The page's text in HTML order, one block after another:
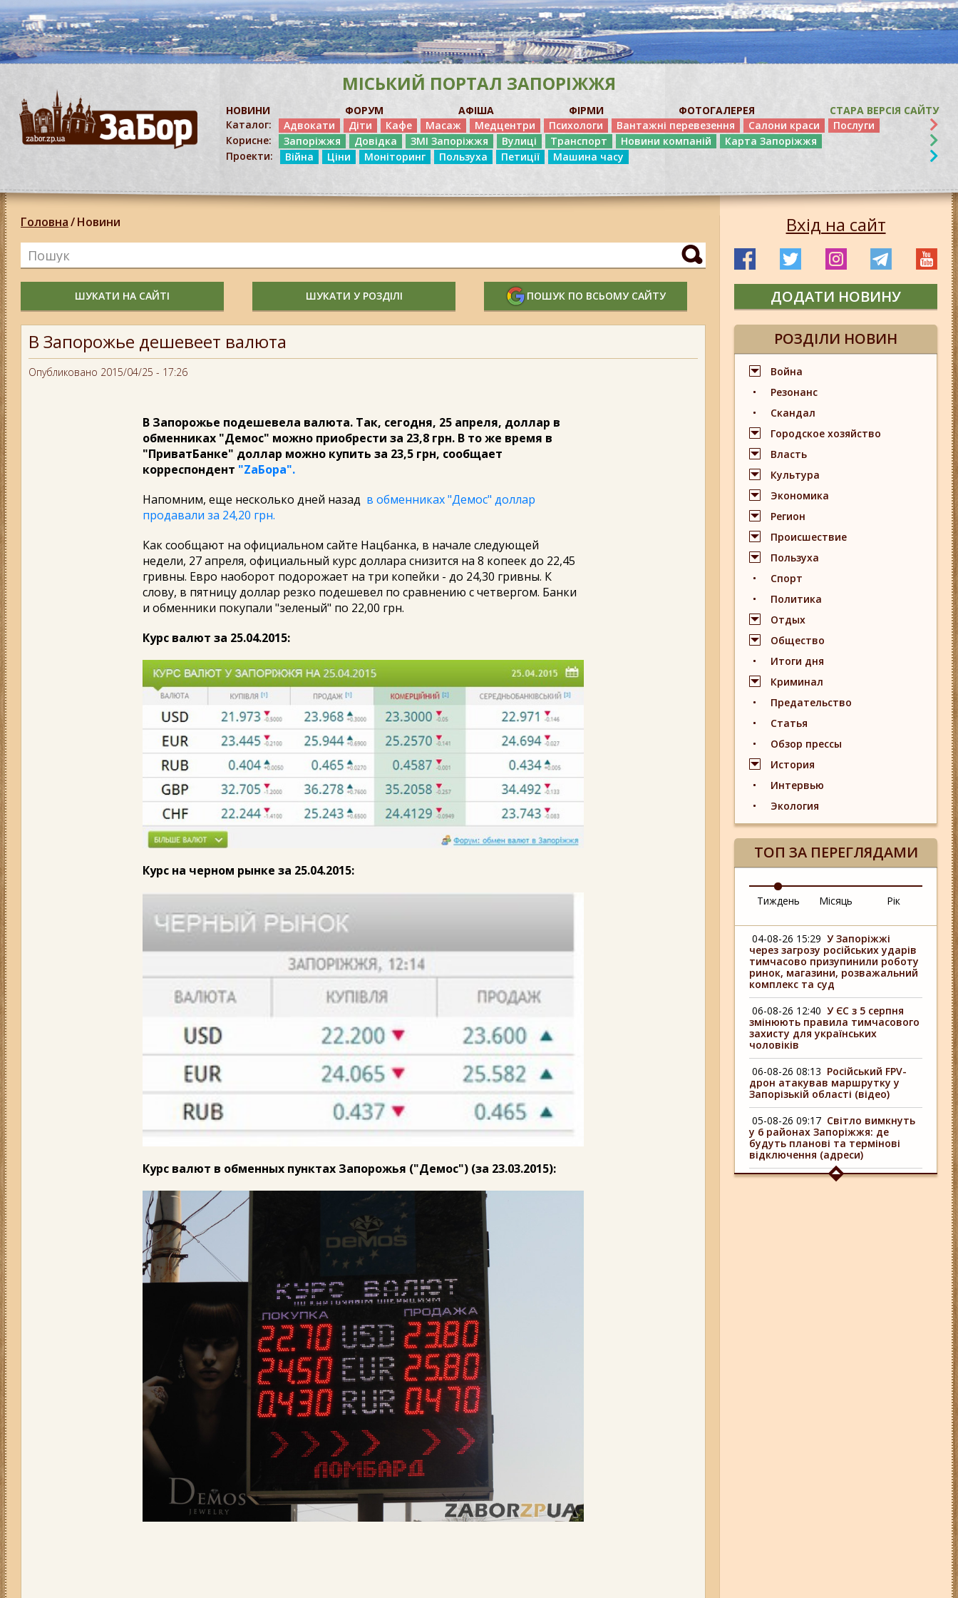
МІСЬКИЙ ПОРТАЛ ЗАПОРІЖЖЯ
НОВИНИ ФОРУМ АФІША ФІРМИ ФОТОГАЛЕРЕЯ
СТАРА ВЕРСІЯ САЙТУ
Каталог:
Адвокати Діти Кафе Масаж Медцентри Психологи Вантажні перевезення Салони краси
Послуги
Корисне:
Запоріжжя Довідка ЗМІ Запоріжжя Вулиці Транспорт Новини компаній
Карта Запоріжжя
Проекти:
Війна Ціни Моніторинг Пользуха Петиції Машина часу
Головна/Новини
ШУКАТИ НА САЙТІ ШУКАТИ У РОЗДІЛІ ПОШУК ПО ВСЬОМУ САЙТУ
В Запорожье дешевеет валюта
Опубликовано 2015/04/25 - 17:26
В Запорожье подешевела валюта. Так, сегодня, 25 апреля, доллар в
обменниках "Демос" можно приобрести за 23,8 грн. В то же время в
"ПриватБанке" доллар можно купить за 23,5 грн, сообщает
корреспондент "ZаБора".
Напомним, еще несколько дней назад в обменниках "Демос" доллар
продавали за 24,20 грн.
Как сообщают на официальном сайте Нацбанка, в начале следующей
недели, 27 апреля, официальный курс доллара снизится на 8 копеек до 22,45
гривны. Евро наоборот подорожает на три копейки - до 24,30 гривны. К
слову, в пятницу доллар резко подешевел по сравнению с четвергом. Банки
и обменники покупали "зеленый" по 22,00 грн.
Курс валют за 25.04.2015:
Курс на черном рынке за 25.04.2015:
Курс валют в обменных пунктах Запорожья ("Демос") (за 23.03.2015):
Вхід на сайт
ДОДАТИ НОВИНУ
РОЗДІЛИ НОВИН
Война
Резонанс
Скандал
Городское хозяйство
Власть
Культура
Экономика
Регион
Происшествие
Пользуха
Спорт
Политика
Отдых
Общество
Итоги дня
Криминал
Предательство
Статья
Обзор прессы
История
Интервью
Экология
ТОП ЗА ПЕРЕГЛЯДАМИ
Тиждень Місяць Рік
04-08-26 15:29 У Запоріжжі
через загрозу російських ударів
тимчасово призупинили роботу
ринок, магазини, розважальний
комплекс та суд
06-08-26 12:40 У ЄС з 5 серпня
змінюють правила тимчасового
захисту для українських
чоловіків
06-08-26 08:13 Російський FPV-
дрон атакував маршрутку у
Запорізькій області (відео)
05-08-26 09:17 Світло вимкнуть
у 6 районах Запоріжжя: де
будуть планові та термінові
відключення (адреси)
04-08-26 09:16 У 6 районах